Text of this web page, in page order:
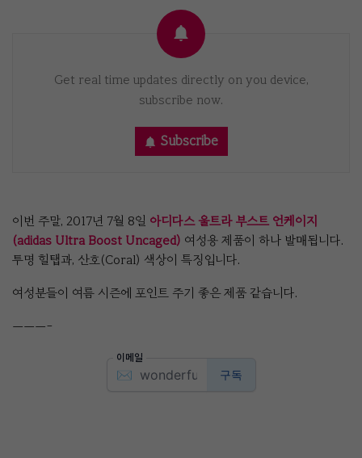
Get real time updates directly on you device,
subscribe now.
Subscribe
이번 주말, 2017년 7월 8일 아디다스 울트라 부스트 언케이지
(adidas Ultra Boost Uncaged) 여성용 제품이 하나 발매됩니다.
투명 힐탭과, 산호(Coral) 색상이 특징입니다.
여성분들이 여름 시즌에 포인트 주기 좋은 제품 같습니다.
———-